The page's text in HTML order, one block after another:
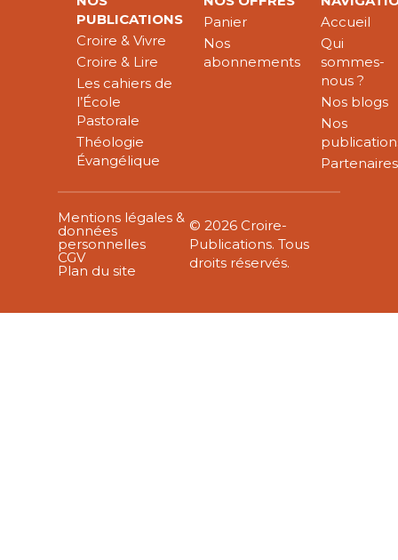
PUBLICATIONS
Croire & Vivre
Croire & Lire
Les cahiers de
l’École
Pastorale
Théologie
Évangélique
Panier
Nos
abonnements
Accueil
Qui
sommes-
nous ?
Nos blogs
Nos
Partenaires
Mentions légales &
données
personnelles
CGV
Plan du site
© 2026 Croire-
Publications. Tous
droits réservés.